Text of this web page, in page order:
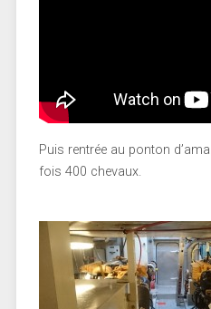
Puis rentrée au ponton
fois 400 chevaux.